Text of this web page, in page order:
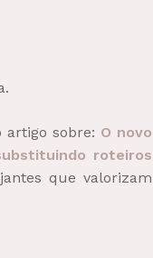
artigo sobre: O novo
roteiros
que valorizam